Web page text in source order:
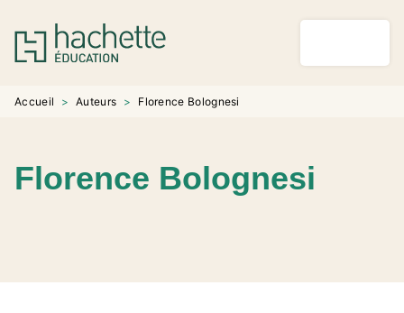
MENU RECHERCHE
PIED DE PAGE
Accueil > Auteurs > Florence Bolognesi
Florence Bolognesi